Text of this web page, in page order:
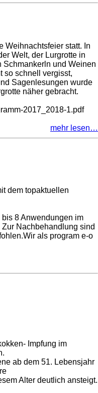
Weihnachtsfeier statt. In
Welt, der Lurgrotte in
Schmankerln und Weinen
so schnell vergisst,
Sagenlesungen wurde
näher gebracht.
2017_2018-1.pdf
mehr lesen…
dem topaktuellen
8 Anwendungen im
Nachbehandlung sind
als program e-o
Impfung im
ab dem 51. Lebensjahr
Alter deutlich ansteigt.